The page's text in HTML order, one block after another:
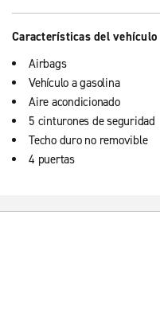
Características del vehículo
Airbags
Vehículo a gasolina
Aire acondicionado
5 cinturones de seguridad
Techo duro no removible
4 puertas